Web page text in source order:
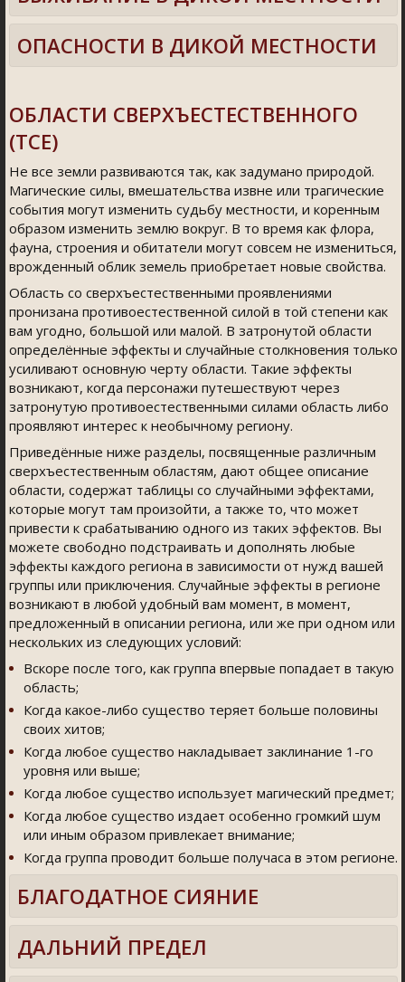
ОПАСНОСТИ В ДИКОЙ МЕСТНОСТИ
ОБЛАСТИ СВЕРХЪЕСТЕСТВЕННОГО
(TCE)
Не все земли развиваются так, как задумано природой.
Магические силы, вмешательства извне или трагические
события могут изменить судьбу местности, и коренным
образом изменить землю вокруг. В то время как флора,
фауна, строения и обитатели могут совсем не измениться,
врожденный облик земель приобретает новые свойства.
Область со сверхъестественными проявлениями
пронизана противоестественной силой в той степени как
вам угодно, большой или малой. В затронутой области
определённые эффекты и случайные столкновения только
усиливают основную черту области. Такие эффекты
возникают, когда персонажи путешествуют через
затронутую противоестественными силами область либо
проявляют интерес к необычному региону.
Приведённые ниже разделы, посвященные различным
сверхъестественным областям, дают общее описание
области, содержат таблицы со случайными эффектами,
которые могут там произойти, а также то, что может
привести к срабатыванию одного из таких эффектов. Вы
можете свободно подстраивать и дополнять любые
эффекты каждого региона в зависимости от нужд вашей
группы или приключения. Случайные эффекты в регионе
возникают в любой удобный вам момент, в момент,
предложенный в описании региона, или же при одном или
нескольких из следующих условий:
Вскоре после того, как группа впервые попадает в такую
область;
Когда какое-либо существо теряет больше половины
своих хитов;
Когда любое существо накладывает заклинание 1-го
уровня или выше;
Когда любое существо использует магический предмет;
Когда любое существо издает особенно громкий шум
или иным образом привлекает внимание;
Когда группа проводит больше получаса в этом регионе.
БЛАГОДАТНОЕ СИЯНИЕ
ДАЛЬНИЙ ПРЕДЕЛ